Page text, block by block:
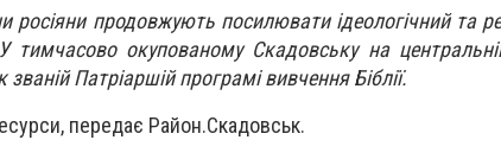
росіяни продовжують посилювати ідеологічний та
тимчасово окупованому Скадовську на
Патріаршій програмі вивчення Біблії.
передає Район.Скадовськ.